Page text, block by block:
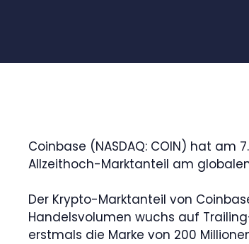
Coinbase (NASDAQ: COIN) hat am
Allzeithoch-Marktanteil am
Der Krypto-Marktanteil von
Handelsvolumen wuchs auf
erstmals die Marke von 200